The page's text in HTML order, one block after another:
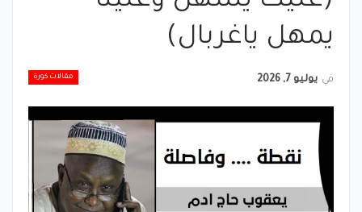
يمهل ياغربال)
مقالات كورة في يوليو 7, 2026